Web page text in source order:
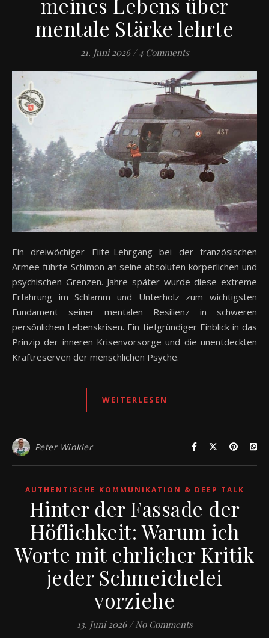
meines Lebens über
mentale Stärke lehrte
21. Juni 2026 / 4 Comments
Ein dreiwöchiger Elite-Lehrgang bei der französischen
Armee führte Schimon an seine absoluten körperlichen und
psychischen Grenzen. Jahre später wurde diese extreme
Erfahrung im Schlamm und Unterholz zum wichtigsten
Fundament seiner mentalen Resilienz in schweren
persönlichen Lebenskrisen. Ein tiefgründiger Einblick in das
Prinzip der inneren Krisenvorsorge und die unentdeckten
Kraftreserven der menschlichen Psyche.
WEITERLESEN
Peter Winkler
AUTHENTISCHE KOMMUNIKATION & DEEP TALK
Hinter der Fassade der
Höflichkeit: Warum ich
Worte mit ehrlicher Kritik
jeder Schmeichelei
vorziehe
13. Juni 2026 / No Comments